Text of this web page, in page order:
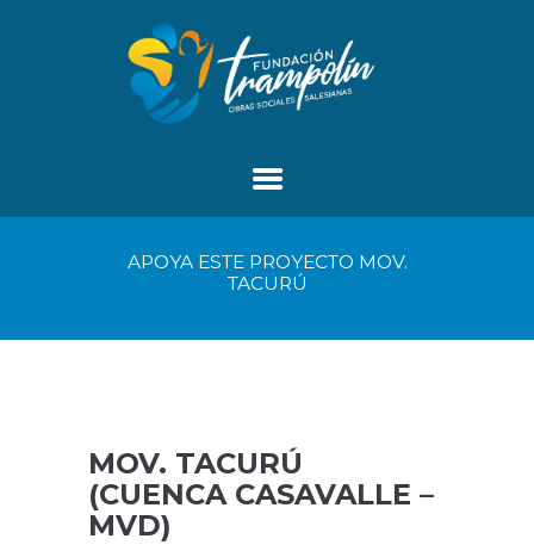
APOYA ESTE PROYECTO MOV.
TACURÚ
MOV. TACURÚ
(CUENCA CASAVALLE –
MVD)